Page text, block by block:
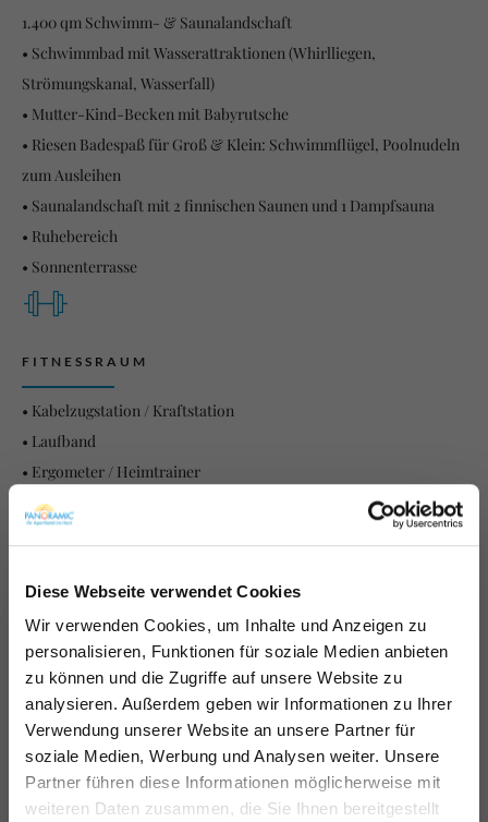
Diese Webseite verwendet Cookies
Wir verwenden Cookies, um Inhalte und Anzeigen zu
personalisieren, Funktionen für soziale Medien anbieten
zu können und die Zugriffe auf unsere Website zu
analysieren. Außerdem geben wir Informationen zu Ihrer
Verwendung unserer Website an unsere Partner für
soziale Medien, Werbung und Analysen weiter. Unsere
Partner führen diese Informationen möglicherweise mit
weiteren Daten zusammen, die Sie Ihnen bereitgestellt
1.400 qm Schwimm- & Saunalandschaft
• Schwimmbad mit Wasserattraktionen (Whirlliegen,
Strömungskanal, Wasserfall)
• Mutter-Kind-Becken mit Babyrutsche
• Riesen Badespaß für Groß & Klein: Schwimmflügel, Poolnudeln
zum Ausleihen
• Saunalandschaft mit 2 finnischen Saunen und 1 Dampfsauna
• Ruhebereich
• Sonnenterrasse
FITNESSRAUM
• Kabelzugstation / Kraftstation
• Laufband
• Ergometer / Heimtrainer
• Crosstrainer / Ellipsentrainer
• Stepper
Ein Herz für Kinder
Familienhotel Harz: Kinderfreundliche Ausstattung und
Leistungen für Familien mit Kindern
Flugstress adé –
Urlaub ohne lange
Anreise!
Noch keine Pläne für den Spätsommer?